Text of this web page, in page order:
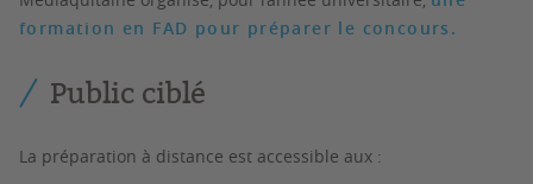
formation en FAD pour préparer le concours .
Public ciblé
La préparation à distance est accessible aux :